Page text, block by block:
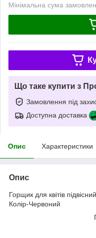
Мінімальна сума
Що таке купити з
Замовлення під
Доступна доставка
Опис Характеристики
Опис
Горщик для квітів
Колір-Червоний
Підвіс в